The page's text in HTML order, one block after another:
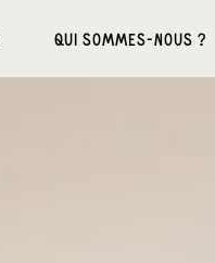
QUI SOMMES-NOUS ?